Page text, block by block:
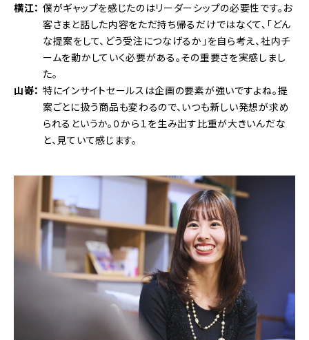
横江
僕がギャップを感じたのはリーダーシップの必要性です。お
客さまと話した内容をただ持ち帰るだけではなくて、「どん
な提案をして、どう受注につなげるか」を自ら考え、社内チ
ームを動かしていく必要がある。その重要さを実感しまし
た。
山嵜
特にインサイトセールスは企画の要素が強いですよね。提
案ごとに扱う商品も変わるので、いつも新しい発想が求め
られるというか。０から１を生み出す比重が大きいんだな
と、見ていて感じます。